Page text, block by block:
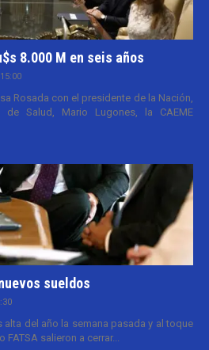
8.000 M en seis años
Rosada con el presidente de la Nación,
Salud, Mario Lugones, la CAEME
sueldos
alta del año la semana pasada y al toque
salieron a cerrar...